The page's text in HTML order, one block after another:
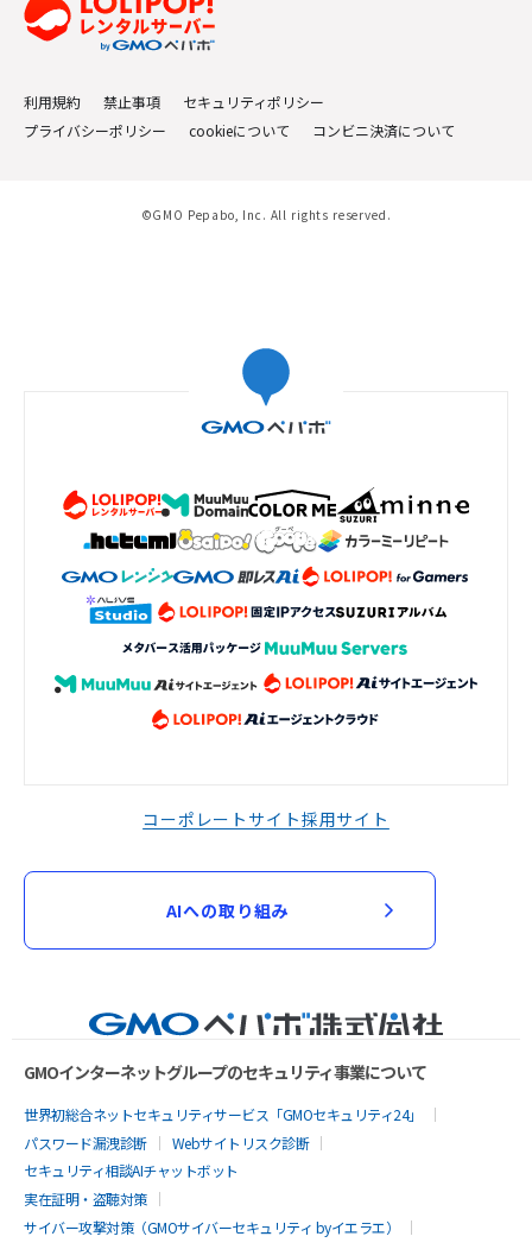
利用規約 禁止事項
セキュリティポリシー
プライバシーポリシー
cookieについて コンビニ決済について
©GMO Pepabo, Inc. All rights reserved.
コーポレートサイト採用サイト
AIへの取り組み
GMOインターネットグループのセキュリティ事業について
世界初総合ネットセキュリティサービス「GMOセキュリティ24」
パスワード漏洩診断
Webサイトリスク診断
セキュリティ相談AIチャットボット
実在証明・盗聴対策
サイバー攻撃対策（GMOサイバーセキュリティ byイエラエ）